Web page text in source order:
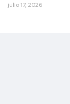
julio 17, 2026